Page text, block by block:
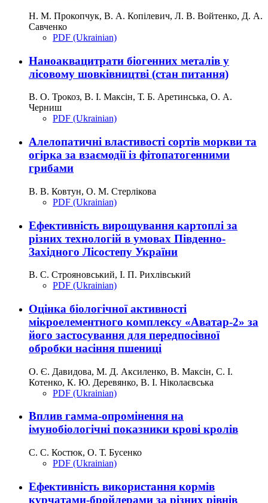
Н. М. Прокопчук, В. А. Копілевич, Л. В. Войтенко, Д. А.
Савченко
PDF (Ukrainian)
Наноаквацитрати біогенних металів у
лісовому шовківництві (стан питання)
В. О. Трокоз, В. І. Максін, Т. Б. Аретинська, О. А.
Черниш
PDF (Ukrainian)
Алелопатичні властивості сортів моркви та
огірка за взаємодії із фітопатогенними
грибами
В. В. Ковтун, О. М. Стерлікова
PDF (Ukrainian)
Ефективність вирощування картоплі за
різних технологій в умовах Південно-
Західного Лісостепу України
В. С. Строяновський, І. П. Рихлівський
PDF (Ukrainian)
Оцінка біологічної активності
мікроелементного комплексу «Аватар-2» за
його застосування для передпосівної
обробки насіння пшениці
О. Є. Давидова, М. Д. Аксиленко, В. Максін, С. І.
Котенко, К. Ю. Деревянко, В. І. Ніколаєвська
PDF (Ukrainian)
Вплив гамма-опромінення на
імунобіологічні показники крові кролів
С. С. Костюк, О. Т. Бусенко
PDF (Ukrainian)
Ефективність використання кормів
курчатами-бройлерами за різних рівнів